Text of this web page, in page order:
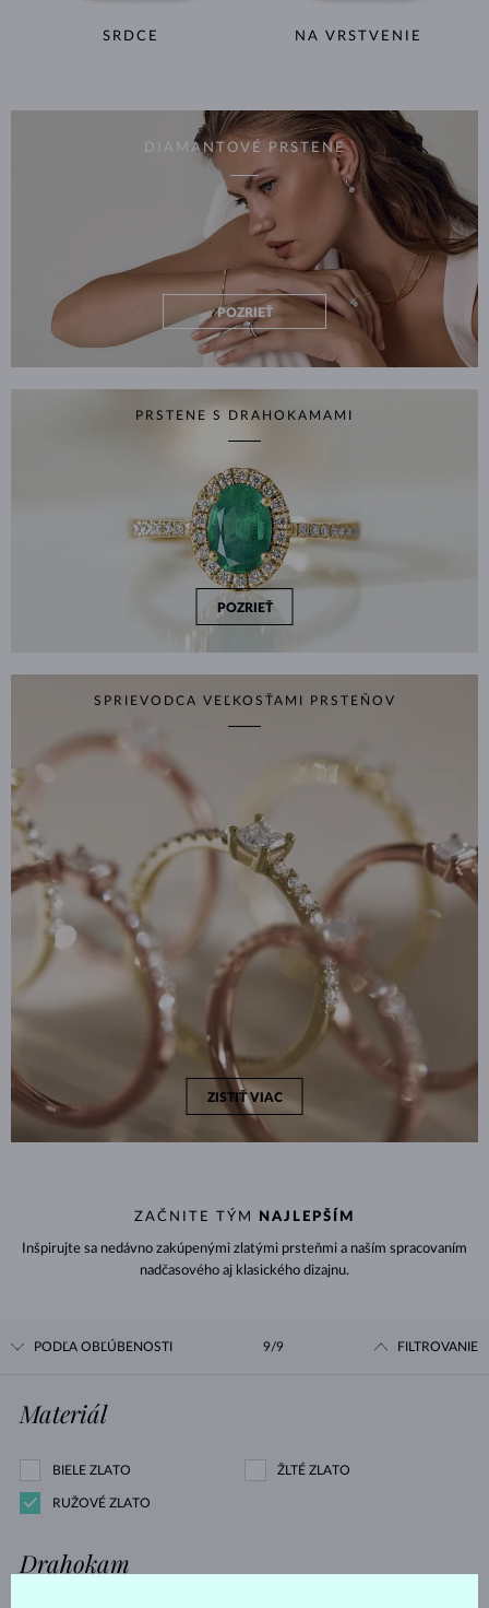
SRDCE NA VRSTVENIE
DIAMANTOVÉ PRSTENE
POZRIEŤ
PRSTENE S DRAHOKAMAMI
POZRIEŤ
SPRIEVODCA VEĽKOSŤAMI PRSTEŇOV
ZISTIŤ VIAC
ZAČNITE TÝM NAJLEPŠÍM
Inšpirujte sa nedávno zakúpenými zlatými prsteňmi a naším spracovaním
nadčasového aj klasického dizajnu.
PODĽA OBĽÚBENOSTI 9/9 FILTROVANIE
Materiál
BIELE ZLATO ŽLTÉ ZLATO
RUŽOVÉ ZLATO
Drahokam